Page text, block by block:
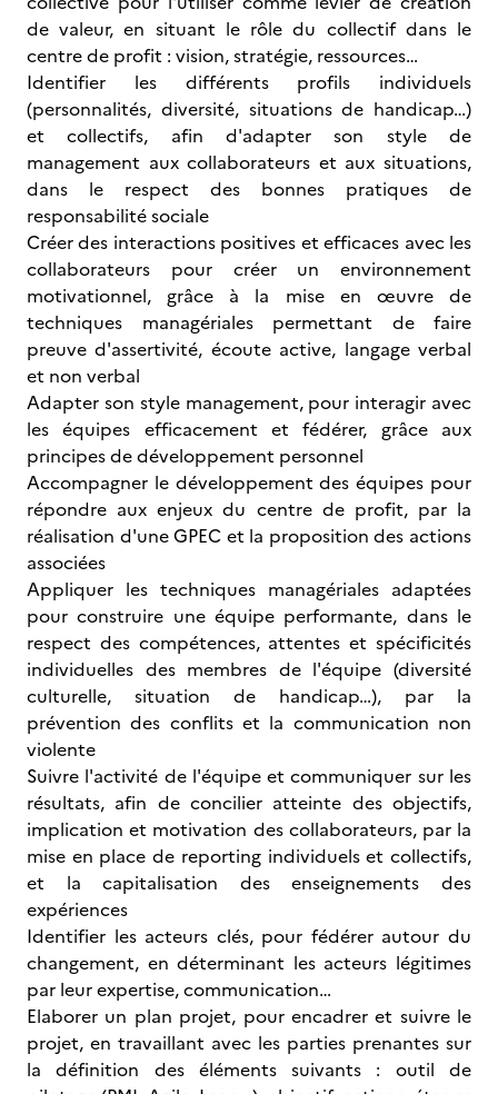
de valeur, en situant le rôle du collectif dans le
centre de profit : vision, stratégie, ressources…
Identifier les différents profils individuels
(personnalités, diversité, situations de handicap…)
et collectifs, afin d'adapter son style de
management aux collaborateurs et aux situations,
dans le respect des bonnes pratiques de
responsabilité sociale
Créer des interactions positives et efficaces avec les
collaborateurs pour créer un environnement
motivationnel, grâce à la mise en œuvre de
techniques managériales permettant de faire
preuve d'assertivité, écoute active, langage verbal
et non verbal
Adapter son style management, pour interagir avec
les équipes efficacement et fédérer, grâce aux
principes de développement personnel
Accompagner le développement des équipes pour
répondre aux enjeux du centre de profit, par la
réalisation d'une GPEC et la proposition des actions
associées
Appliquer les techniques managériales adaptées
pour construire une équipe performante, dans le
respect des compétences, attentes et spécificités
individuelles des membres de l'équipe (diversité
culturelle, situation de handicap…), par la
prévention des conflits et la communication non
violente
Suivre l'activité de l'équipe et communiquer sur les
résultats, afin de concilier atteinte des objectifs,
implication et motivation des collaborateurs, par la
mise en place de reporting individuels et collectifs,
et la capitalisation des enseignements des
expériences
Identifier les acteurs clés, pour fédérer autour du
changement, en déterminant les acteurs légitimes
par leur expertise, communication…
Elaborer un plan projet, pour encadrer et suivre le
projet, en travaillant avec les parties prenantes sur
la définition des éléments suivants : outil de